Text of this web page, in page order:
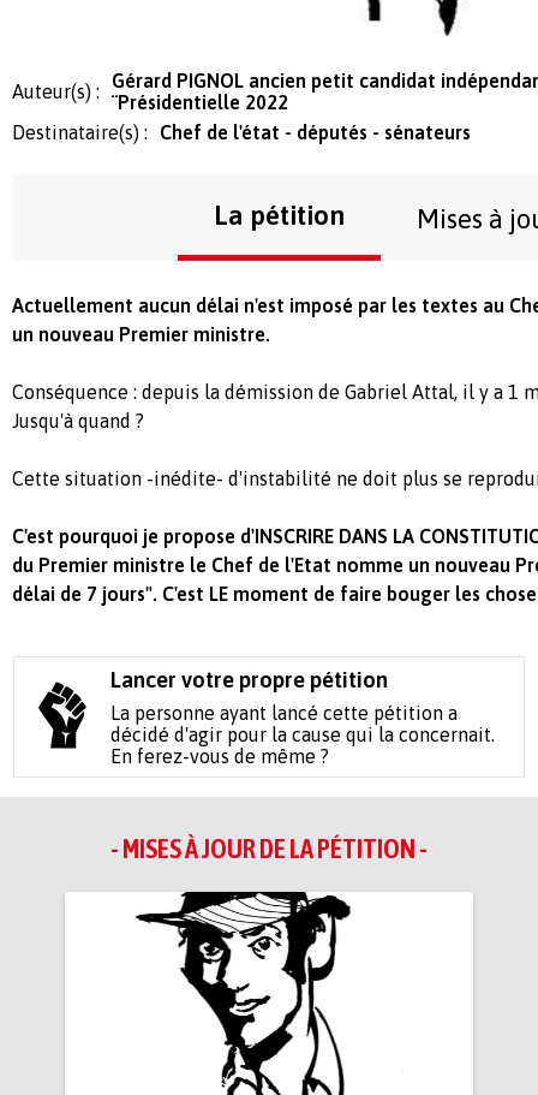
Auteur(s) :
Gérard PIGNOL ancien petit candidat
¨Présidentielle 2022
Destinataire(s) :
Chef de l'état - députés - sénateurs
La pétition Mises à
Actuellement aucun délai n'est imposé par les textes au
un nouveau Premier ministre.
Conséquence : depuis la démission de Gabriel Attal, il y a 1
Jusqu'à quand ?
Cette situation -inédite- d'instabilité ne doit plus se
C'est pourquoi je propose d'INSCRIRE DANS LA
du Premier ministre le Chef de l'Etat nomme un nouveau
délai de 7 jours". C'est LE moment de faire bouger les
Lancer votre propre pétition
La personne ayant lancé cette pétition a
décidé d'agir pour la cause qui la concernait.
En ferez-vous de même ?
- MISES À JOUR DE LA PÉTITION -